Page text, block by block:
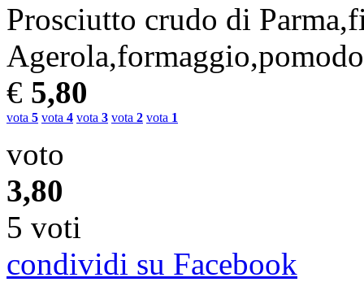
Prosciutto crudo di
€ 5,80
vota 5 vota 4 vota 3 vota 2 vota 1
voto
3,80
5 voti
condividi su Facebook